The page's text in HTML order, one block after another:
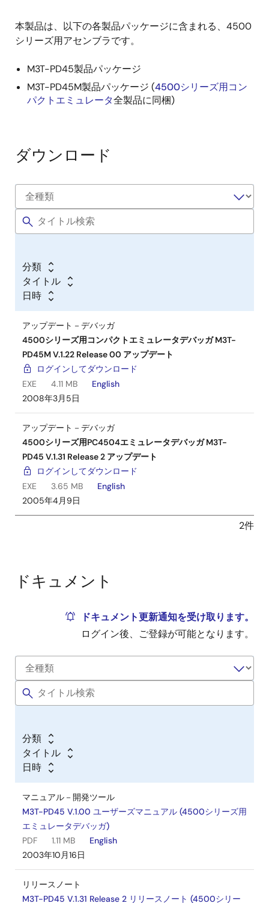
説
本製品は、以下の各製品パッケージに含まれる、4500
シリーズ用アセンブラです。
M3T-PD45製品パッケージ
M3T-PD45M製品パッケージ (4500シリーズ用コン
パクトエミュレータ全製品に同梱)
ダウンロード
分類
タイトル
日時
アップデート－デバッガ
4500シリーズ用コンパクトエミュレータデバッガ M3T-
PD45M V.1.22 Release 00 アップデート
ログインしてダウンロード
EXE
4.11 MB
English
2008年3月5日
アップデート－デバッガ
4500シリーズ用PC4504エミュレータデバッガ M3T-
PD45 V.1.31 Release 2 アップデート
ログインしてダウンロード
EXE
3.65 MB
English
2005年4月9日
2件
ドキュメント
ドキュメント更新通知を受け取ります。
ログイン後、ご登録が可能となります。
分類
タイトル
日時
マニュアル－開発ツール
M3T-PD45 V.1.00 ユーザーズマニュアル (4500シリーズ用
エミュレータデバッガ)
PDF
1.11 MB
English
2003年10月16日
リリースノート
M3T-PD45 V.1.31 Release 2 リリースノート (4500シリー